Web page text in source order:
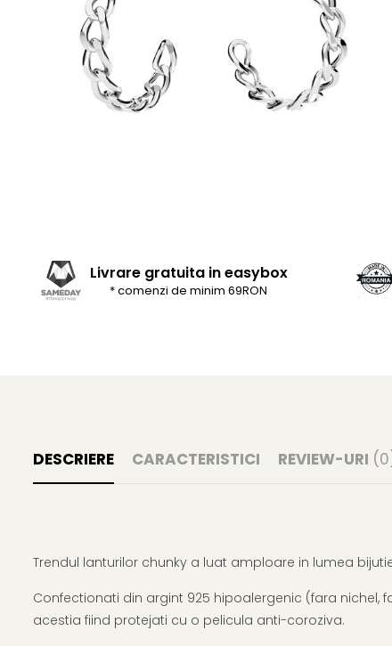
Livrare gratuita in easybox
* comenzi de minim 69RON
DESCRIERE CARACTERISTICI REVIEW-URI
Trendul lanturilor chunky a luat amploare in lumea
Confectionati din argint 925 hipoalergenic (fara nichel,
acestia fiind protejati cu o pelicula anti-coroziva.